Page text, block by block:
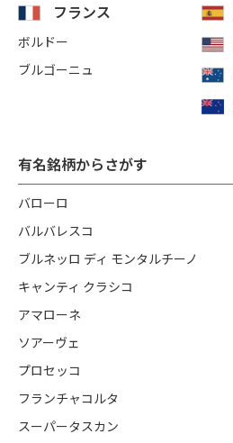
フランス
ボルドー
ブルゴーニュ
有名銘柄からさがす
バローロ
バルバレスコ
ブルネッロ ディ モンタルチーノ
キャンティ クラシコ
アマローネ
ソアーヴェ
プロセッコ
フランチャコルタ
スーパータスカン